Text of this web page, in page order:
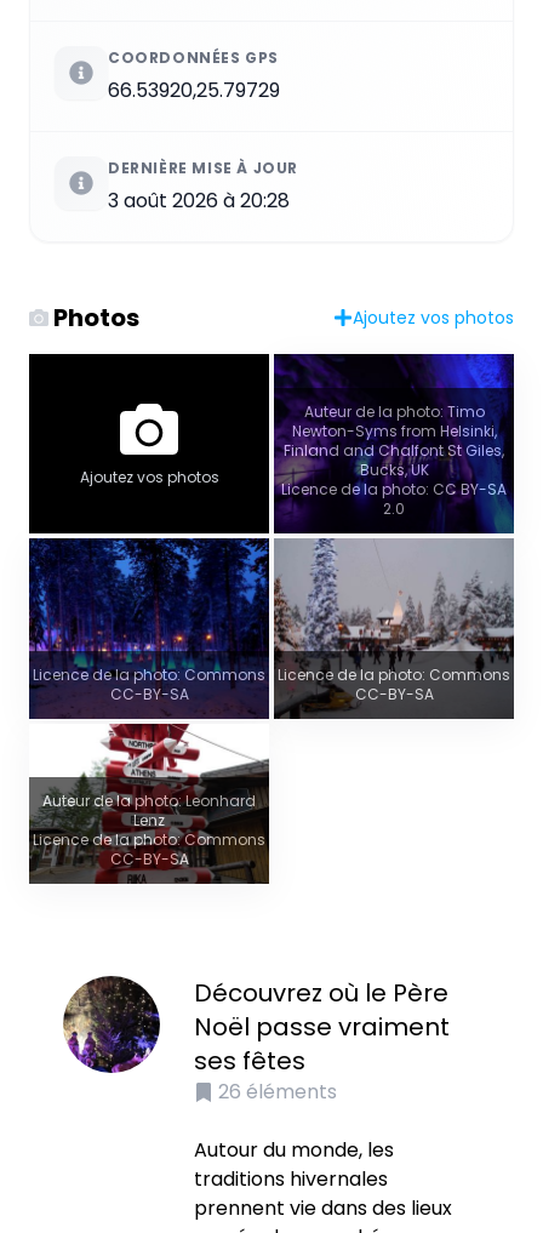
COORDONNÉES GPS
66.53920,25.79729
DERNIÈRE MISE À JOUR
3 août 2026 à 20:28
Photos Ajoutez vos photos
Ajoutez vos photos
Auteur de la photo: Timo
Newton-Syms from Helsinki,
Finland and Chalfont St Giles,
Bucks, UK
Licence de la photo: CC BY-SA
2.0
Licence de la photo: Commons
CC-BY-SA
Licence de la photo: Commons
CC-BY-SA
Auteur de la photo: Leonhard
Lenz
Licence de la photo: Commons
CC-BY-SA
Découvrez où le Père
Noël passe vraiment
ses fêtes
26 éléments
Autour du monde, les
traditions hivernales
prennent vie dans des lieux